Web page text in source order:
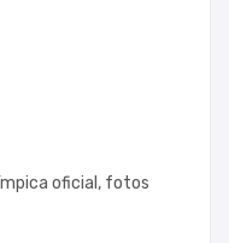
oficial, fotos